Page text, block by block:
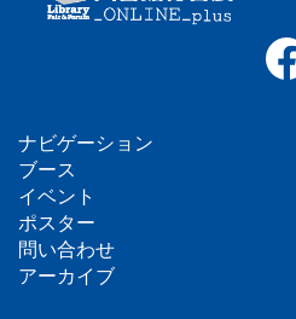
フ
ッ
タ
ナビゲーション
ブース
イベント
ポスター
問い合わせ
アーカイブ